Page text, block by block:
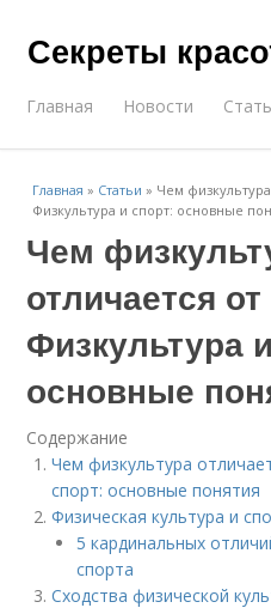
Секреты
Главная Новости
Главная » Статьи » Чем
Физкультура и спорт: основные
Чем
отличается
Физкультура
основные
Содержание
Чем физкультура
спорт: основные понятия
Физическая культура и
5 кардинальных
спорта
Сходства физической